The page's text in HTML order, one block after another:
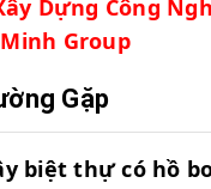
Dựng Công
Group
Gặp
biệt thự có hồ